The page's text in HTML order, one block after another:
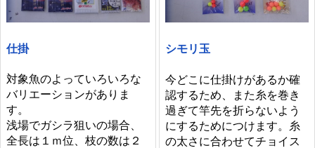
仕掛
対象魚のよっていろいろな
バリエーションがありま
す。
浅場でガシラ狙いの場合、
全長は１ｍ位、枝の数は２
シモリ玉
今どこに仕掛けがあるか確
認するため、また糸を巻き
過ぎて竿先を折らないよう
にするためにつけます。糸
の太さに合わせてチョイス